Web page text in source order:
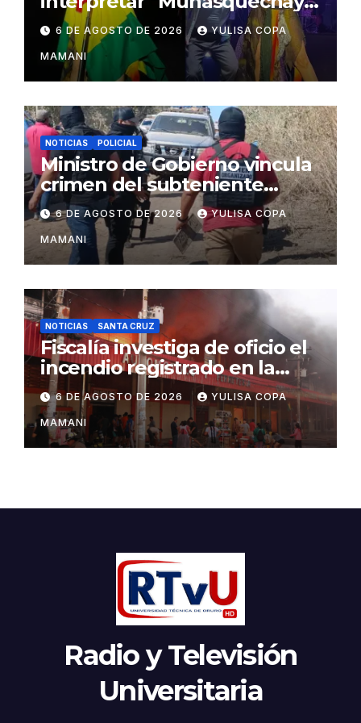
en su concierto en Santa
Cruz
6 DE AGOSTO DE 2026 YULISA COPA
MAMANI
NOTICIAS POLICIAL
Ministro de Gobierno vincula
crimen del subteniente
Salazar con la red de
Sebastián Marset
6 DE AGOSTO DE 2026 YULISA COPA
MAMANI
NOTICIAS SANTA CRUZ
Fiscalía investiga de oficio el
incendio registrado en la
feria Barrio Lindo
6 DE AGOSTO DE 2026 YULISA COPA
MAMANI
Radio y Televisión
Universitaria